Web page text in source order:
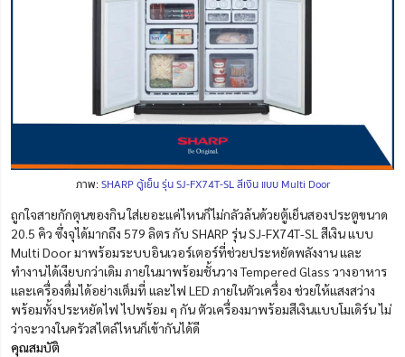
ภาพ:SHARP ตู้เย็น รุ่น SJ-FX74T-SL สีเงิน แบบ Multi Door
ถูกใจสายกักตุนของกิน ใส่เยอะแค่ไหนก็ไม่กลัวล้นด้วยตู้เย็นสองประตูขนาด
20.5 คิว ซึ่งจุได้มากถึง 579 ลิตร กับ SHARP รุ่น SJ-FX74T-SL สีเงิน แบบ
Multi Door มาพร้อมระบบอินเวอร์เตอร์ที่ช่วยประหยัดพลังงาน และ
ทำงานได้เงียบกว่าเดิม ภายในมาพร้อมชั้นวาง Tempered Glass วางอาหาร
และเครื่องดื่มได้อย่างเต็มที่ และไฟ LED ภายในตัวเครื่อง ช่วยให้แสงสว่าง
พร้อมทั้งประหยัดไฟ ไปพร้อม ๆ กัน ตัวเครื่องมาพร้อมสีเงินแบบโมเดิร์น ไม่
ว่าจะวางในครัวสไตล์ไหนก็เข้ากันได้ดี
คุณสมบัติ